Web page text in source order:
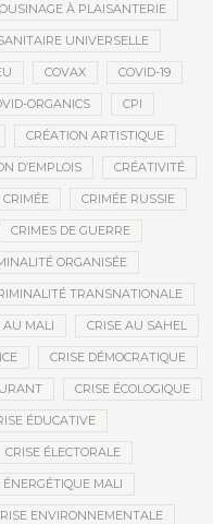
À PLAISANTERIE
UNIVERSELLE
COVAX COVID-19
ORGANICS CPI
CRÉATION ARTISTIQUE
D’EMPLOIS CRÉATIVITÉ
CRIMÉE CRIMÉE RUSSIE
CRIMES DE GUERRE
ORGANISÉE
TRANSNATIONALE
AU MALI CRISE AU SAHEL
CRISE DÉMOCRATIQUE
CRISE ÉCOLOGIQUE
ÉDUCATIVE
CRISE ÉLECTORALE
ÉNERGÉTIQUE MALI
ENVIRONNEMENTALE